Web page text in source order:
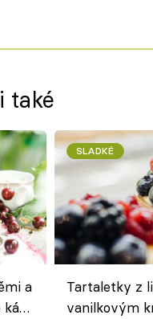
také
a
SLADKÉ
Tartaletky z
vanilkovým